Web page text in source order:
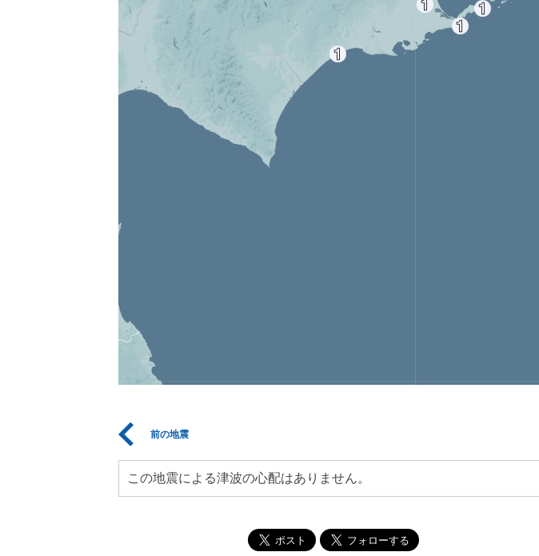
前の地震
この地震による津波の心配はありません。